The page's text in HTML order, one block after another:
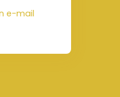
e-mail